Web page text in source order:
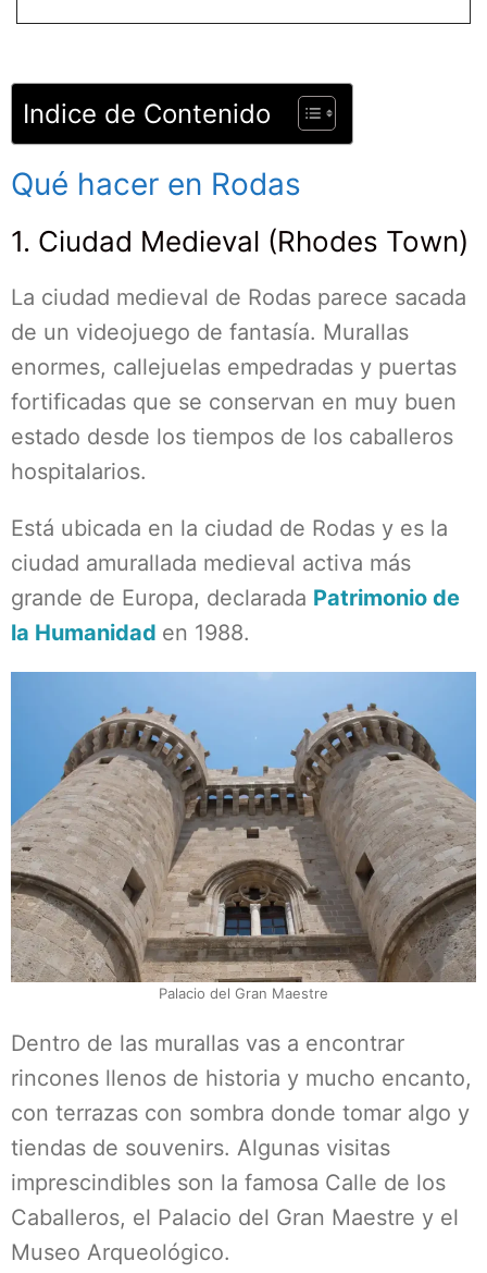
Indice de Contenido
Qué hacer en Rodas
1. Ciudad Medieval (Rhodes Town)
La ciudad medieval de Rodas parece sacada
de un videojuego de fantasía. Murallas
enormes, callejuelas empedradas y puertas
fortificadas que se conservan en muy buen
estado desde los tiempos de los caballeros
hospitalarios.
Está ubicada en la ciudad de Rodas y es la
ciudad amurallada medieval activa más
grande de Europa, declarada Patrimonio de
la Humanidad en 1988.
Palacio del Gran Maestre
Dentro de las murallas vas a encontrar
rincones llenos de historia y mucho encanto,
con terrazas con sombra donde tomar algo y
tiendas de souvenirs. Algunas visitas
imprescindibles son la famosa Calle de los
Caballeros, el Palacio del Gran Maestre y el
Museo Arqueológico.